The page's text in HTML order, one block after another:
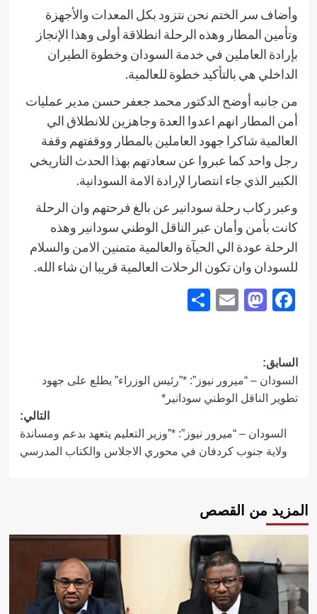
وأضاف سر الختم نحن نتزود بكل المعدات والأجهزة
وتأمين المطار وهذه الرحلة انطلاقة أولى وهذا الإنجاز
بإرادة العاملين في خدمة السودان وخطوة الطيران
الداخلي هي بالتأكيد خطوة للعالمية.
من جانبه أوضح الدكتور محمد جعفر حسن مدير عمليات
أمن المطار انهم اعدوا العدة وجاهزين للانطلاق الي
العالمية شاكرا جهود العاملين بالمطار ووقفتهم وقفة
رجل واحد كما عبروا عن سعادتهم بهذا الحدث التاريخي
الكبير الذي جاء انتصارا لإرادة الامة السودانية.
وعبر ركاب رحلة سودانير عن بالغ فرحتهم وان الرحلة
كانت بأمن وأمان عبر الناقل الوطني سودانير وهذه
الرحلة عودة الي الحيآة والعالمية متمنين الامن والسلام
للسودان وان تكون الرحلات العالمية قريبا ان شاء الله.
Facebook
Mastodon
Email
تصفّح
المقالات
السابق:
السودان – “ميرور نيوز”: *”رئيس الوزراء” يطلع على جهود
تطوير الناقل الوطني سودانير*
التالي:
السودان – “ميرور نيوز”: *”وزير التعليم يتعهد بدعم ومساندة
ولاية جنوب كردفان في محوري الاجلاس والكتاب المدرسي
المزيد من القصص